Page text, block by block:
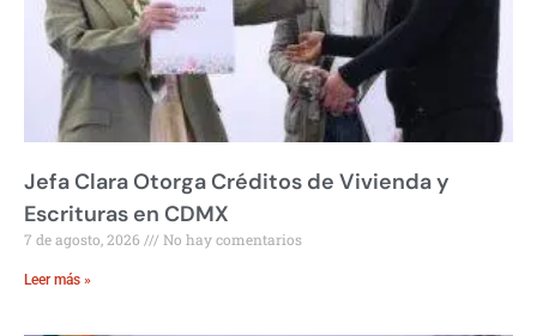
Jefa Clara Otorga Créditos de Vivienda y
Escrituras en CDMX
7 de agosto, 2026 No hay comentarios
Leer más »